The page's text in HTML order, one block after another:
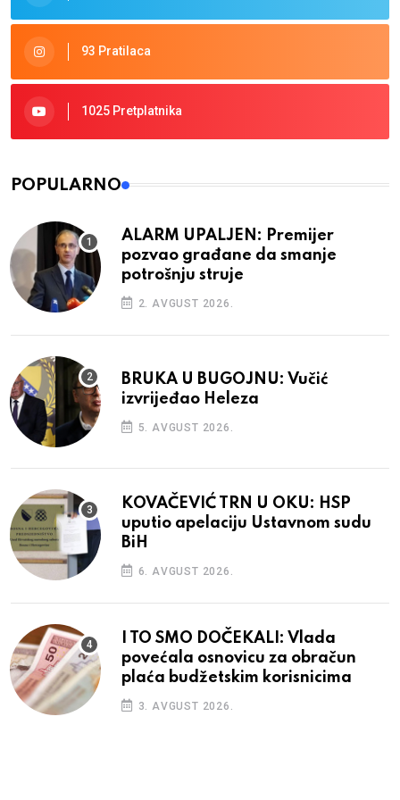
93 Pratilaca
1025 Pretplatnika
POPULARNO
ALARM UPALJEN: Premijer
pozvao građane da smanje
potrošnju struje
2. AVGUST 2026.
BRUKA U BUGOJNU: Vučić
izvrijeđao Heleza
5. AVGUST 2026.
KOVAČEVIĆ TRN U OKU: HSP
uputio apelaciju Ustavnom sudu
BiH
6. AVGUST 2026.
I TO SMO DOČEKALI: Vlada
povećala osnovicu za obračun
plaća budžetskim korisnicima
3. AVGUST 2026.